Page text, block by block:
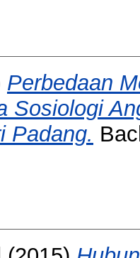
Perbedaan
Sosiologi
Padang.